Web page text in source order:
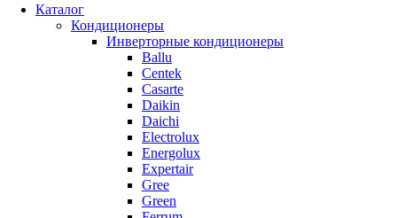
Каталог
Кондиционеры
Инверторные кондиционеры
Ballu
Centek
Casarte
Daikin
Daichi
Electrolux
Energolux
Expertair
Gree
Green